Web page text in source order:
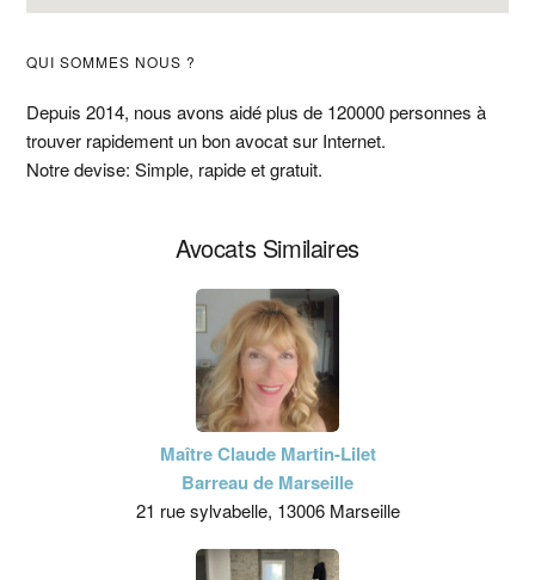
Barre
latérale
principale
QUI SOMMES NOUS ?
Depuis 2014, nous avons aidé plus de 120000 personnes à
trouver rapidement un bon avocat sur Internet.
Notre devise: Simple, rapide et gratuit.
Avocats Similaires
Maître Claude Martin-Lilet
Barreau de Marseille
21 rue sylvabelle, 13006 Marseille